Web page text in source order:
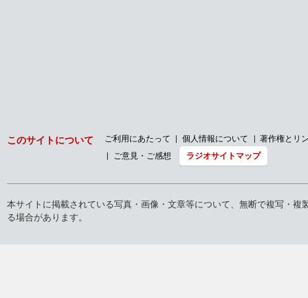
このサイトについて ご利用にあたって 個人情報について
著作権とリ
ご意見・ご感想
ラジオサイトマップ
本サイトに掲載されている写真・画像・文章等について、無断で複写・
る場合があります。